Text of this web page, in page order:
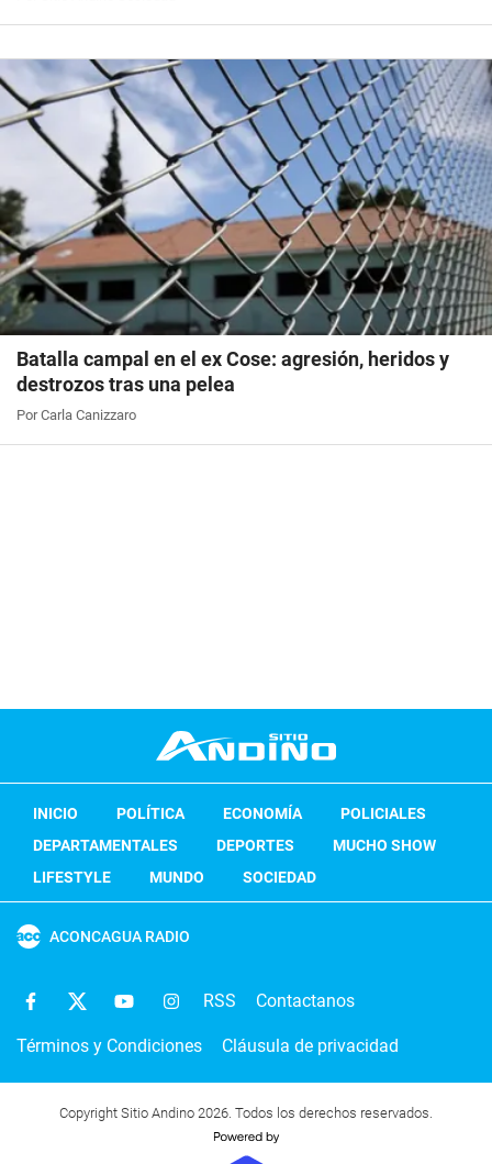
Batalla campal en el ex Cose: agresión, heridos y
destrozos tras una pelea
Por Carla Canizzaro
INICIO POLÍTICA ECONOMÍA
POLICIALES
DEPARTAMENTALES
DEPORTES
MUCHO SHOW
LIFESTYLE
MUNDO SOCIEDAD
ACONCAGUA RADIO
RSS Contactanos
Términos y Condiciones Cláusula de privacidad
Copyright Sitio Andino 2026. Todos los derechos reservados.